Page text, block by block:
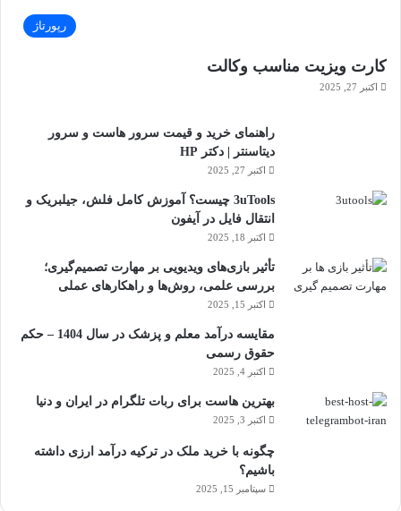
رپورتاژ
کارت ویزیت مناسب وکالت
اکتبر 27, 2025
راهنمای خرید و قیمت سرور هاست و سرور
دیتاسنتر | دکتر HP
اکتبر 27, 2025
3uTools چیست؟ آموزش کامل فلش، جیلبریک و
انتقال فایل در آیفون
اکتبر 18, 2025
تأثیر بازی‌های ویدیویی بر مهارت تصمیم‌گیری؛
بررسی علمی، روش‌ها و راهکارهای عملی
اکتبر 15, 2025
مقایسه درآمد معلم و پزشک در سال 1404 – حکم
حقوق رسمی
اکتبر 4, 2025
بهترین هاست برای ربات تلگرام در ایران و دنیا
اکتبر 3, 2025
چگونه با خرید ملک در ترکیه درآمد ارزی داشته
باشیم؟
سپتامبر 15, 2025